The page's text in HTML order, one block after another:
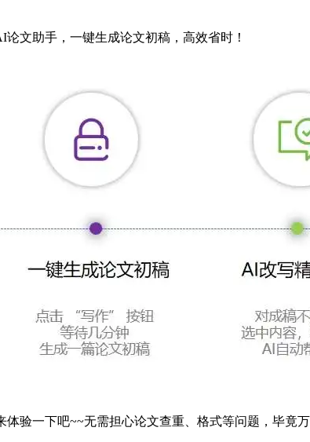
文助手，一键生成论文初稿，高效省时！
验一下吧~~无需担心论文查重、格式等问题，毕竟